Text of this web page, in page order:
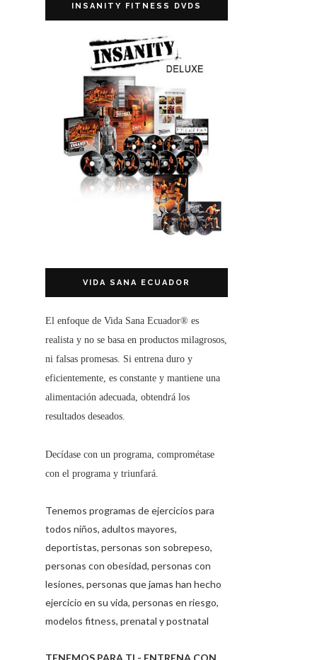
INSANITY FITNESS DVDS
VIDA SANA ECUADOR
El enfoque de Vida Sana Ecuador® es
realista y no se basa en productos milagrosos,
ni falsas promesas. Si entrena duro y
eficientemente, es constante y mantiene una
alimentación adecuada, obtendrá los
resultados deseados.
Decídase con un programa, comprométase
con el programa y triunfará.
Tenemos programas de ejercicios para
todos niños, adultos mayores,
deportistas, personas son sobrepeso,
personas con obesidad, personas con
lesiones, personas que jamas han hecho
ejercicio en su vida, personas en riesgo,
modelos fitness, prenatal y postnatal
TENEMOS PARA TI - ENTRENA CON